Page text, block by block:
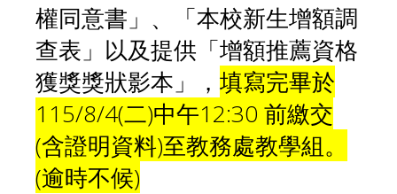
權同意書」、「本校新生增額調
查表」以及提供「增額推薦資格
獲獎獎狀影本」， 填寫完畢於
115/8/4(二)中午12:30 前繳交
(含證明資料)至教務處教學組。
(逾時不候)